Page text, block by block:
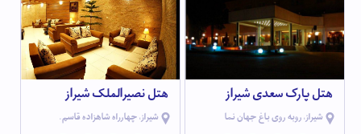
هتل پارک سعدی شیراز
شیراز، روبه روی باغ جهان نما
هتل نصیرالملک شیراز
شیراز، چهارراه شاهزاده قاسم.